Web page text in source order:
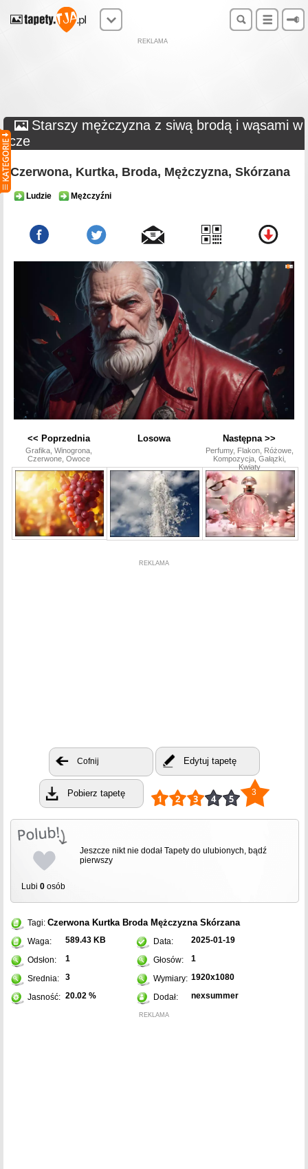
REKLAMA
Starszy mężczyzna z siwą brodą i wąsami w
cze
Czerwona, Kurtka, Broda, Mężczyzna, Skórzana
Ludzie Mężczyźni
<< Poprzednia
Grafika, Winogrona,
Czerwone, Owoce
Losowa Następna >>
Perfumy, Flakon, Różowe,
Kompozycja, Gałązki,
Kwiaty
REKLAMA
Cofnij Edytuj tapetę
Pobierz tapetę 3
Lubi 0 osób
Jeszcze nikt nie dodał Tapety do ulubionych, bądź
pierwszy
Tagi: Czerwona Kurtka Broda Mężczyzna Skórzana
Waga: 589.43 KB Data: 2025-01-19
Odsłon: 1 Głosów: 1
Srednia: 3 Wymiary: 1920x1080
Jasność: 20.02 % Dodał: nexsummer
REKLAMA